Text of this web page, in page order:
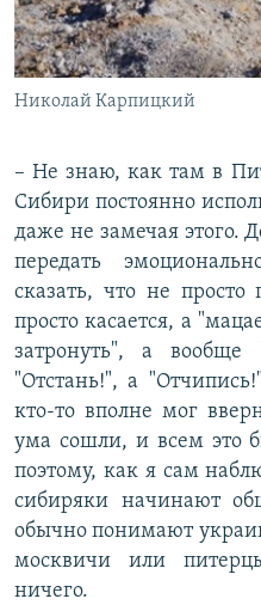
Николай Карпицкий
– Не знаю, как там в
Сибири постоянно
даже не замечая этого.
передать
сказать, что не просто
просто касается, а
затронуть", а вообще
"Отстань!", а
кто-то вполне мог
ума сошли, и всем это
поэтому, как я сам
сибиряки начинают
обычно понимают
москвичи или
ничего.